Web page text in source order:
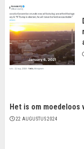
Het is om moedeloos
22 AUGUSTUS 2024